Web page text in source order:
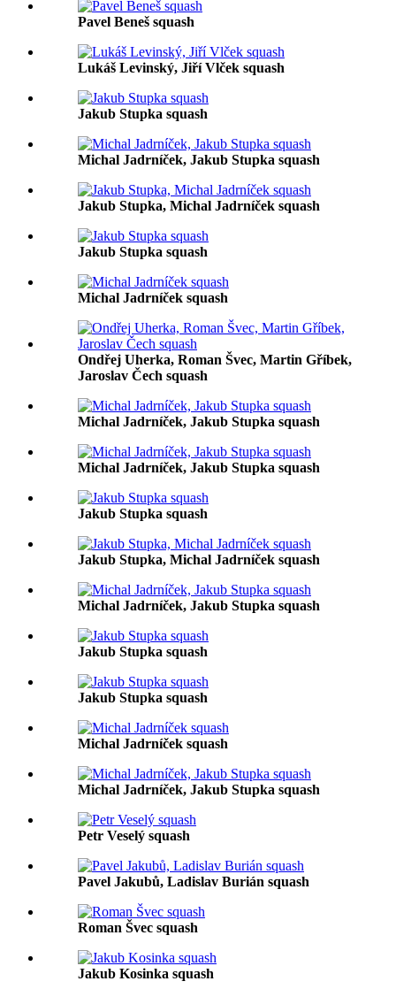
Pavel Beneš squash
Lukáš Levinský, Jiří Vlček squash
Jakub Stupka squash
Michal Jadrníček, Jakub Stupka squash
Jakub Stupka, Michal Jadrníček squash
Jakub Stupka squash
Michal Jadrníček squash
Ondřej Uherka, Roman Švec, Martin Gříbek,
Jaroslav Čech squash
Michal Jadrníček, Jakub Stupka squash
Michal Jadrníček, Jakub Stupka squash
Jakub Stupka squash
Jakub Stupka, Michal Jadrníček squash
Michal Jadrníček, Jakub Stupka squash
Jakub Stupka squash
Jakub Stupka squash
Michal Jadrníček squash
Michal Jadrníček, Jakub Stupka squash
Petr Veselý squash
Pavel Jakubů, Ladislav Burián squash
Roman Švec squash
Jakub Kosinka squash